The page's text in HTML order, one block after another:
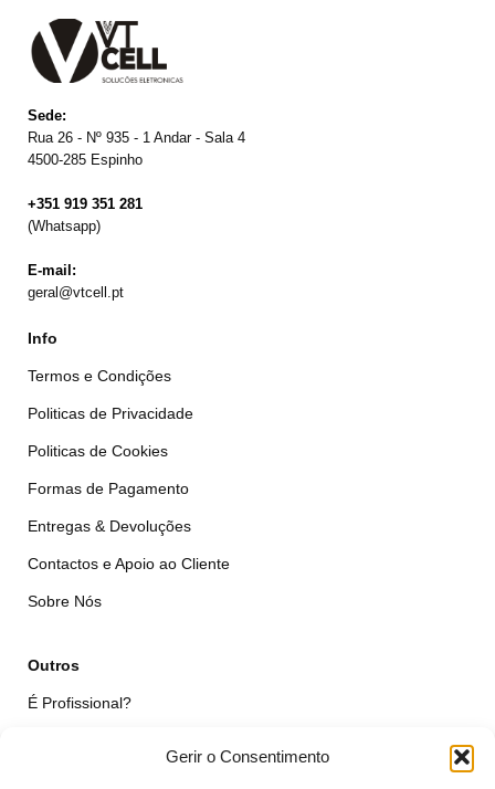
Gerir o Consentimento
Sede:
Rua 26 - Nº 935 - 1 Andar - Sala 4
4500-285 Espinho
+351 919 351 281
(Whatsapp)
E-mail:
geral@vtcell.pt
Info
Termos e Condições
Politicas de Privacidade
Politicas de Cookies
Formas de Pagamento
Entregas & Devoluções
Contactos e Apoio ao Cliente
Sobre Nós
Outros
É Profissional?